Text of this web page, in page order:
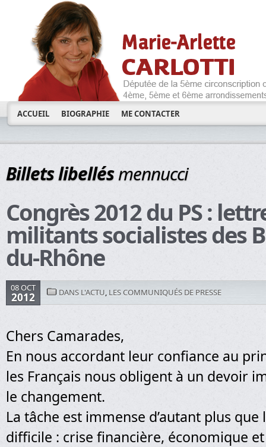
ACCUEIL BIOGRAPHIE ME CONTACTER
Billets libellésmennucci
Congrès 2012 du PS :
militants socialistes des
du-Rhône
08 OCT
2012 DANS L'ACTU, LES COMMUNIQUÉS DE PRESSE
Chers Camarades,
En nous accordant leur confiance au
les Français nous obligent à un devoir
le changement.
La tâche est immense d’autant plus
difficile : crise financière, économique